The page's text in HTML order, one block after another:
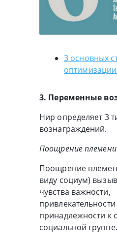
3 основных
3. Переменные
Нир определяет 3
вознаграждений.
Поощрение племени
Поощрение
виду социум)
чувства важности,
принадлежности к
социальной группе.